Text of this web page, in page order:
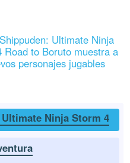
Ultimate Ninja
Road to Boruto muestra a
personajes jugables
Ninja Storm 4